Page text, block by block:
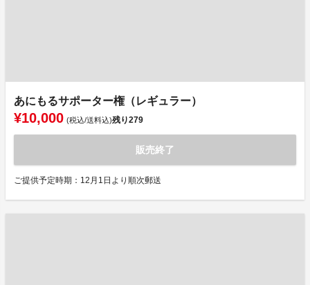
あにもるサポーター権（レギュラー）
¥10,000 (税込/送料込)残り279
販売終了
ご提供予定時期：12月1日より順次郵送